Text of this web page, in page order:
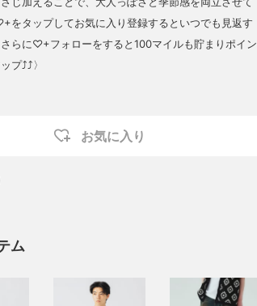
をタップしてお気に入り登録するといつでも見返す
さらに♡+フォローをすると100マイルも貯まりポイン
プ⤴︎⤴︎〉
お気に入り
ム